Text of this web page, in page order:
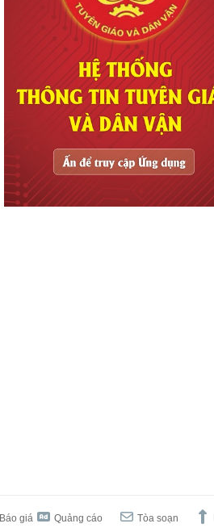
Báo giá Quảng cáo Tòa soạn